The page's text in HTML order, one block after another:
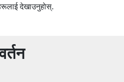
देखाउनुहोस्.